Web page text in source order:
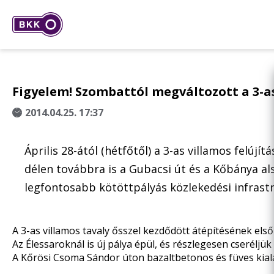
Figyelem! Szombattól megváltozott a
2014.04.25. 17:37
Április 28-ától (hétfőtől) a 3-as villamos
délen továbbra is a Gubacsi út és a Kőbánya
legfontosabb kötöttpályás közlekedési
A 3-as villamos tavaly ősszel kezdődöttátépítésének
Az Élessaroknál is új pálya épül, és részlegesen
A Kőrösi Csoma Sándor úton bazaltbetonos és füves